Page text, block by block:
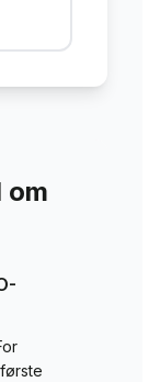
om